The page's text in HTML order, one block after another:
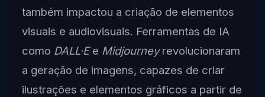
também impactou a criação de elementos
visuais e audiovisuais. Ferramentas de IA
como DALL·Ee Midjourneyrevolucionaram
a geração de imagens, capazes de criar
ilustrações e elementos gráficos a partir de